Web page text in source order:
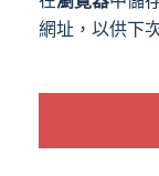
網址，以供下